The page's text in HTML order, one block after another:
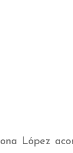
López